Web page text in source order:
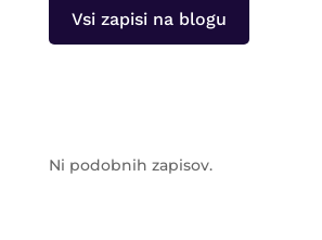
Vsi zapisi na blogu
Ni podobnih zapisov.